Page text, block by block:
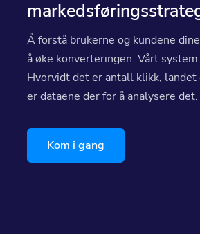
Å forstå brukerne og kundene
å øke konverteringen. Vårt
Hvorvidt det er antall klikk,
er dataene der for å analysere det.
Kom i gang